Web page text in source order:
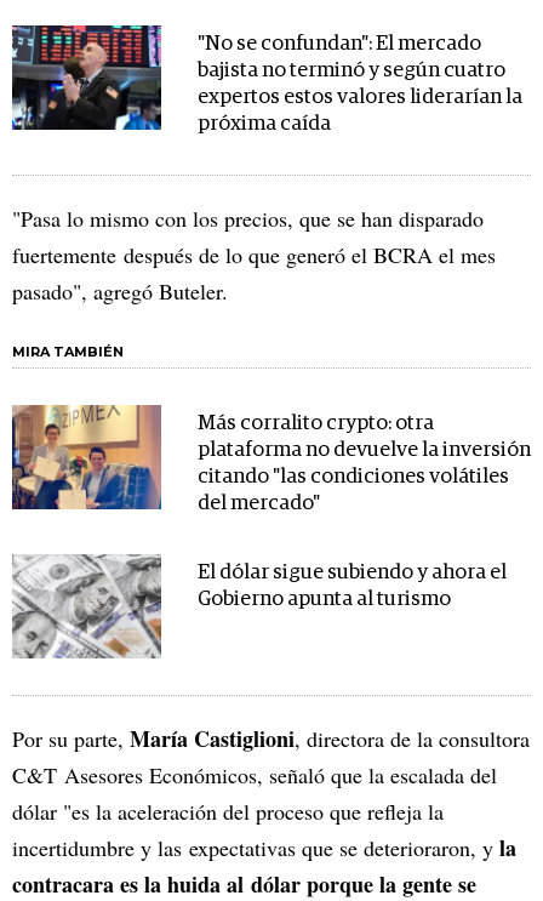
"No se confundan": El mercado
bajista no terminó y según cuatro
expertos estos valores liderarían la
próxima caída
"Pasa lo mismo con los precios, que se han disparado
fuertemente después de lo que generó el BCRA el mes
pasado", agregó Buteler.
MIRA TAMBIÉN
Más corralito crypto: otra
plataforma no devuelve la inversión
citando "las condiciones volátiles
del mercado"
El dólar sigue subiendo y ahora el
Gobierno apunta al turismo
Por su parte, María Castiglioni, directora de la consultora
C&T Asesores Económicos, señaló que la escalada del
dólar "es la aceleración del proceso que refleja la
incertidumbre y las expectativas que se deterioraron, y la
contracara es la huida al dólar porque la gente se